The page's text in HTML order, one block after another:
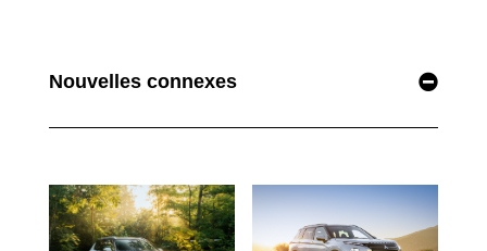
Nouvelles connexes